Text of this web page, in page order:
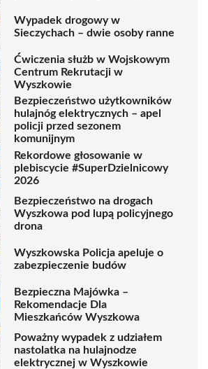
Wypadek drogowy w
Sieczychach – dwie osoby ranne
Ćwiczenia służb w Wojskowym
Centrum Rekrutacji w
Wyszkowie
Bezpieczeństwo użytkowników
hulajnóg elektrycznych – apel
policji przed sezonem
komunijnym
Rekordowe głosowanie w
plebiscycie #SuperDzielnicowy
2026
Bezpieczeństwo na drogach
Wyszkowa pod lupą policyjnego
drona
Wyszkowska Policja apeluje o
zabezpieczenie budów
Bezpieczna Majówka –
Rekomendacje Dla
Mieszkańców Wyszkowa
Poważny wypadek z udziałem
nastolatka na hulajnodze
elektrycznej w Wyszkowie